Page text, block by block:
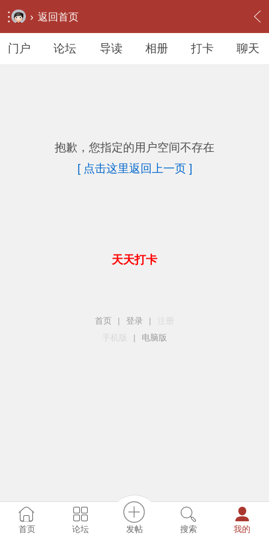
› 返回首页
门户 论坛 导读 相册 打卡 聊天
抱歉，您指定的用户空间不存在
[ 点击这里返回上一页 ]
天天打卡
首页 | 登录 |
注册
手机版
| 电脑版
首页 论坛 发帖 搜索 我的